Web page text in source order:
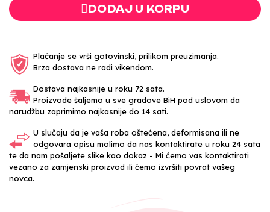
DODAJ U KORPU
Plaćanje se vrši gotovinski, prilikom preuzimanja.
Brza dostava ne radi vikendom.
Dostava najkasnije u roku 72 sata.
Proizvode šaljemo u sve gradove BiH pod uslovom da
narudžbu zaprimimo najkasnije do 14 sati.
U slučaju da je vaša roba oštećena, deformisana ili ne
odgovara opisu molimo da nas kontaktirate u roku 24 sata
te da nam pošaljete slike kao dokaz - Mi ćemo vas kontaktirati
vezano za zamjenski proizvod ili ćemo izvršiti povrat vašeg
novca.